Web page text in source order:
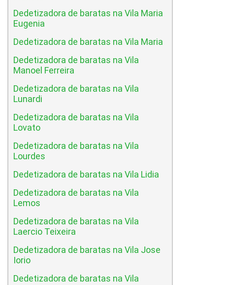
Dedetizadora de baratas na Vila Maria
Eugenia
Dedetizadora de baratas na Vila Maria
Dedetizadora de baratas na Vila
Manoel Ferreira
Dedetizadora de baratas na Vila
Lunardi
Dedetizadora de baratas na Vila
Lovato
Dedetizadora de baratas na Vila
Lourdes
Dedetizadora de baratas na Vila Lidia
Dedetizadora de baratas na Vila
Lemos
Dedetizadora de baratas na Vila
Laercio Teixeira
Dedetizadora de baratas na Vila Jose
Iorio
Dedetizadora de baratas na Vila